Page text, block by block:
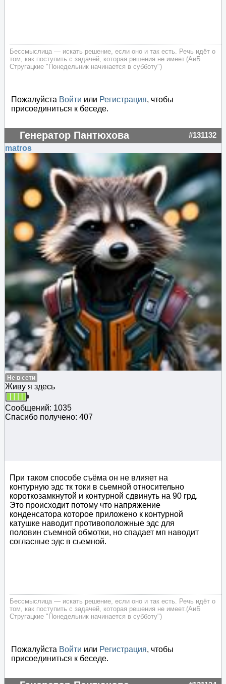
Бессмыслица — искать решение, если оно и так есть. Речь идёт о
том, как поступить с задачей, которая решения не имеет.(АиБ
Стругацкие "Понедельник начинается в субботу")
Пожалуйста Войти или Регистрация, чтобы
присоединиться к беседе.
Генератор Пантюхова #131132
matros
Не в сети
Живу я здесь
Сообщений: 1035
Спасибо получено: 407
При таком способе съёма он не влияет на
контурную эдс тк токи в сьемной относительно
короткозамкнутой и контурной сдвинуть на 90 грд.
Это происходит потому что напряжение
конденсатора которое приложено к контурной
катушке наводит противоположные эдс для
половин съемной обмотки, но спадает мп наводит
согласные эдс в сьемной.
Бессмыслица — искать решение, если оно и так есть. Речь идёт о
том, как поступить с задачей, которая решения не имеет.(АиБ
Стругацкие "Понедельник начинается в субботу")
Пожалуйста Войти или Регистрация, чтобы
присоединиться к беседе.